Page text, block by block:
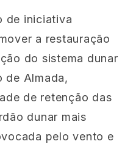
de iniciativa
a restauração
do sistema dunar
de Almada,
de retenção das
dunar mais
pelo vento e